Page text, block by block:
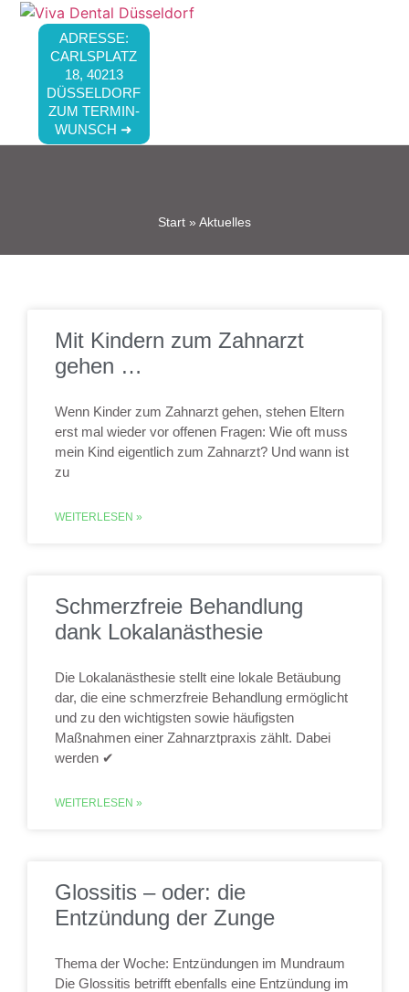
ADRESSE:
CARLSPLATZ
18, 40213
DÜSSELDORF
ZUM TERMIN-
WUNSCH ➜
Start » Aktuelles
Mit Kindern zum Zahnarzt
gehen …
Wenn Kinder zum Zahnarzt gehen, stehen Eltern
erst mal wieder vor offenen Fragen: Wie oft muss
mein Kind eigentlich zum Zahnarzt? Und wann ist
zu
WEITERLESEN »
Schmerzfreie Behandlung
dank Lokalanästhesie
Die Lokalanästhesie stellt eine lokale Betäubung
dar, die eine schmerzfreie Behandlung ermöglicht
und zu den wichtigsten sowie häufigsten
Maßnahmen einer Zahnarztpraxis zählt. Dabei
werden ✔
WEITERLESEN »
Glossitis – oder: die
Entzündung der Zunge
Thema der Woche: Entzündungen im Mundraum
Die Glossitis betrifft ebenfalls eine Entzündung im